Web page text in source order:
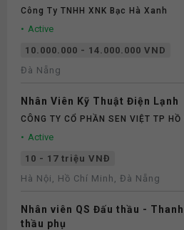
Công Ty TNHH XNK Bạc Hà Xanh
Active
10.000.000 - 14.000.000 VND
Đà Nẵng
Nhân Viên Kỹ Thuật Điện Lạnh
CÔNG TY CỔ PHẦN SEN VIỆT TP HỒ
Active
10 - 17 triệu VNĐ
Hà Nội, Hồ Chí Minh, Đà Nẵng
Nhân viên QS Đấu thầu -
thầu phụ